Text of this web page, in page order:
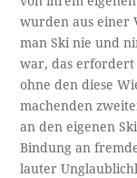
wurden aus einer
man Ski nie und
war, das erfordert
ohne den diese
machenden
an den eigenen
Bindung an
lauter